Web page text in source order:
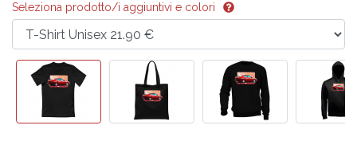
Seleziona prodotto/i aggiuntivi e colori